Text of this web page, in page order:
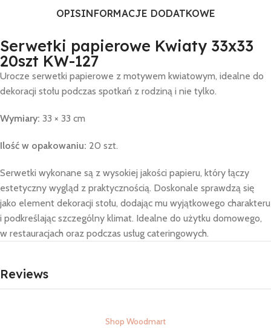
OPISINFORMACJE DODATKOWE
Serwetki papierowe Kwiaty 33x33
20szt KW-127
Urocze serwetki papierowe z motywem kwiatowym, idealne do
dekoracji stołu podczas spotkań z rodziną i nie tylko.
Wymiary: 33 × 33 cm
Ilość w opakowaniu: 20 szt.
Serwetki wykonane są z wysokiej jakości papieru, który łączy
estetyczny wygląd z praktycznością. Doskonale sprawdzą się
jako element dekoracji stołu, dodając mu wyjątkowego charakteru
i podkreślając szczególny klimat. Idealne do użytku domowego,
w restauracjach oraz podczas usług cateringowych.
Reviews
Shop Woodmart